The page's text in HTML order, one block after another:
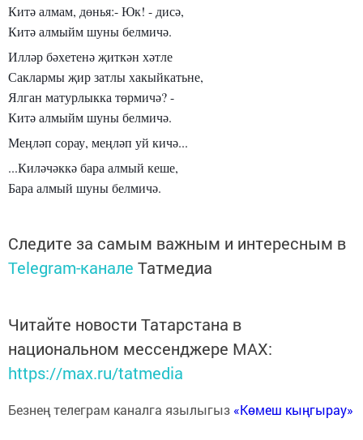
Китә алмам, дөнья:- Юк! - дисә,
Китә алмыйм шуны белмичә.
Илләр бәхетенә җиткән хәтле
Саклармы җир затлы хакыйкатьне,
Ялган матурлыкка төрмичә? -
Китә алмыйм шуны белмичә.
Меңләп сорау, меңләп уй кичә...
...Киләчәккә бара алмый кеше,
Бара алмый шуны белмичә.
Следите за самым важным и интересным в
Telegram-канале Татмедиа
Читайте новости Татарстана в
национальном мессенджере MАХ:
https://max.ru/tatmedia
Безнең телеграм каналга язылыгыз «Көмеш кыңгырау»